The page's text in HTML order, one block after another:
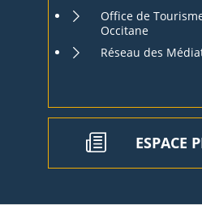
Office de
Occitane
Réseau des
ESPACE